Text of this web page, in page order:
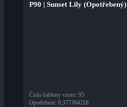
P90 | Sunset Lily (Opotřebený)
Číslo šablony vzoru: 95
Opotřebení: 0,377364218